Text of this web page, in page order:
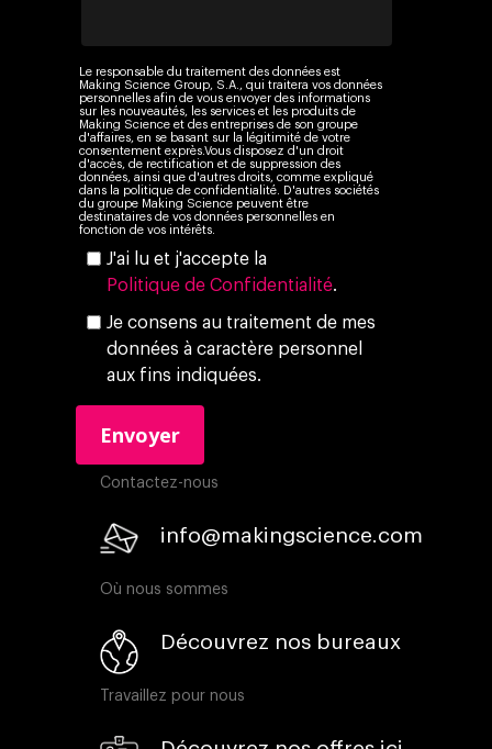
Le responsable du traitement des données est
Making Science Group, S.A., qui traitera vos données
personnelles afin de vous envoyer des informations
sur les nouveautés, les services et les produits de
Making Science et des entreprises de son groupe
d'affaires, en se basant sur la légitimité de votre
consentement exprès.Vous disposez d'un droit
d'accès, de rectification et de suppression des
données, ainsi que d'autres droits, comme expliqué
dans la politique de confidentialité. D'autres sociétés
du groupe Making Science peuvent être
destinataires de vos données personnelles en
fonction de vos intérêts.
J'ai lu et j'accepte la
Politique de Confidentialité.
Je consens au traitement de mes
données à caractère personnel
aux fins indiquées.
Contactez-nous
info@makingscience.com
Où nous sommes
Découvrez nos bureaux
Travaillez pour nous